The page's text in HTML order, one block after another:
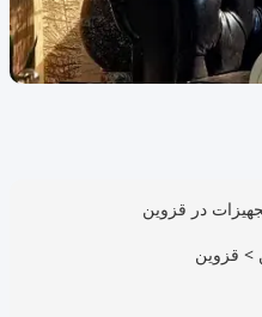
در قزوین
> قزوین